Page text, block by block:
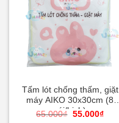
Tấm lót chống thấm, giặt
máy AIKO 30x30cm (8
cái/bịch)
65.000₫ Giá
55.000₫Giá